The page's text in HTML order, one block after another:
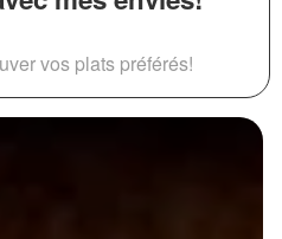
vos plats préférés!